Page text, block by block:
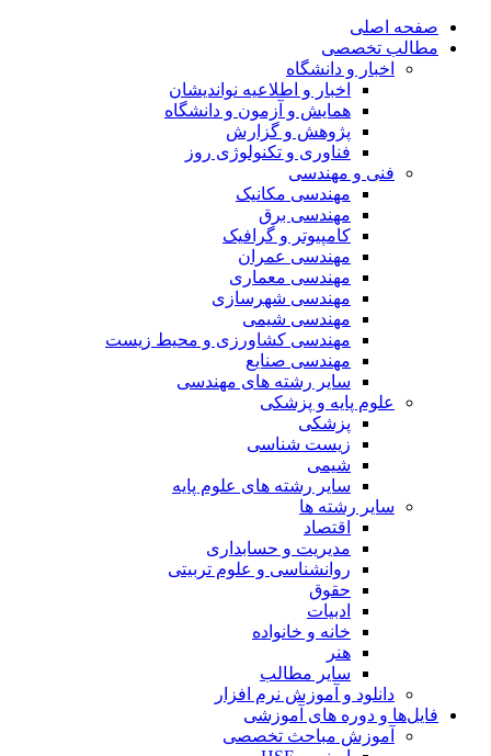
صفحه اصلی
مطالب تخصصی
اخبار و دانشگاه
اخبار و اطلاعیه نواندیشان
همایش و آزمون و دانشگاه
پژوهش و گزارش
فناوری و تکنولوژی روز
فنی و مهندسی
مهندسی مکانیک
مهندسی برق
کامپیوتر و گرافیک
مهندسی عمران
مهندسی معماری
مهندسی شهرسازی
مهندسی شیمی
مهندسی کشاورزی و محیط زیست
مهندسی صنایع
سایر رشته های مهندسی
علوم پایه و پزشکی
پزشکی
زیست شناسی
شیمی
سایر رشته های علوم پایه
سایر رشته ها
اقتصاد
مدیریت و حسابداری
روانشناسی و علوم تربیتی
حقوق
ادبیات
خانه و خانواده
هنر
سایر مطالب
دانلود و آموزش نرم افزار
فایل‌ها و دوره های آموزشی
آموزش مباحث تخصصی